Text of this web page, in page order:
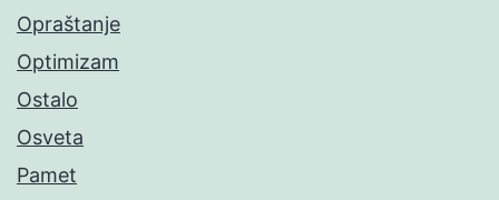
Opraštanje
Optimizam
Ostalo
Osveta
Pamet